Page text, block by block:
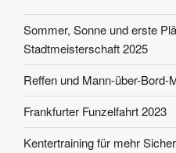
Sommer, Sonne und erste
Stadtmeisterschaft 2025
Reffen und Mann-über-Bord-
Frankfurter Funzelfahrt 2023
Kentertraining für mehr